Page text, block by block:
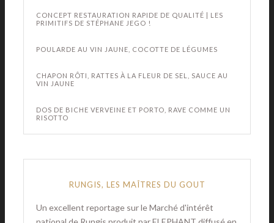
CONCEPT RESTAURATION RAPIDE DE QUALITÉ | LES
PRIMITIFS DE STÉPHANE JEGO !
POULARDE AU VIN JAUNE, COCOTTE DE LÉGUMES
CHAPON RÔTI, RATTES À LA FLEUR DE SEL, SAUCE AU
VIN JAUNE
DOS DE BICHE VERVEINE ET PORTO, RAVE COMME UN
RISOTTO
RUNGIS, LES MAÎTRES DU GOUT
Un excellent reportage sur le Marché d'intérêt